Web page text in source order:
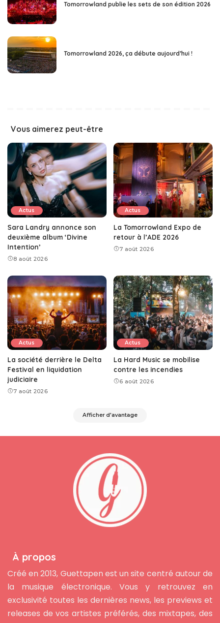
Tomorrowland publie les sets de son édition 2026
Tomorrowland 2026, ça débute aujourd’hui !
Vous aimerez peut-être
Actus
Sara Landry annonce son
deuxième album ‘Divine
Intention’
8 août 2026
Actus
La Tomorrowland Expo de
retour à l’ADE 2026
7 août 2026
Actus
La société derrière le Delta
Festival en liquidation
judiciaire
7 août 2026
Actus
La Hard Music se mobilise
contre les incendies
6 août 2026
Afficher d'avantage
À propos
Créé en 2013, Guettapen est un site centré autour de
la musique électronique. Vous y retrouvez en
exclusivité toutes les dernières news, les previews et
releases de vos artistes préférés, des mixtapes, des